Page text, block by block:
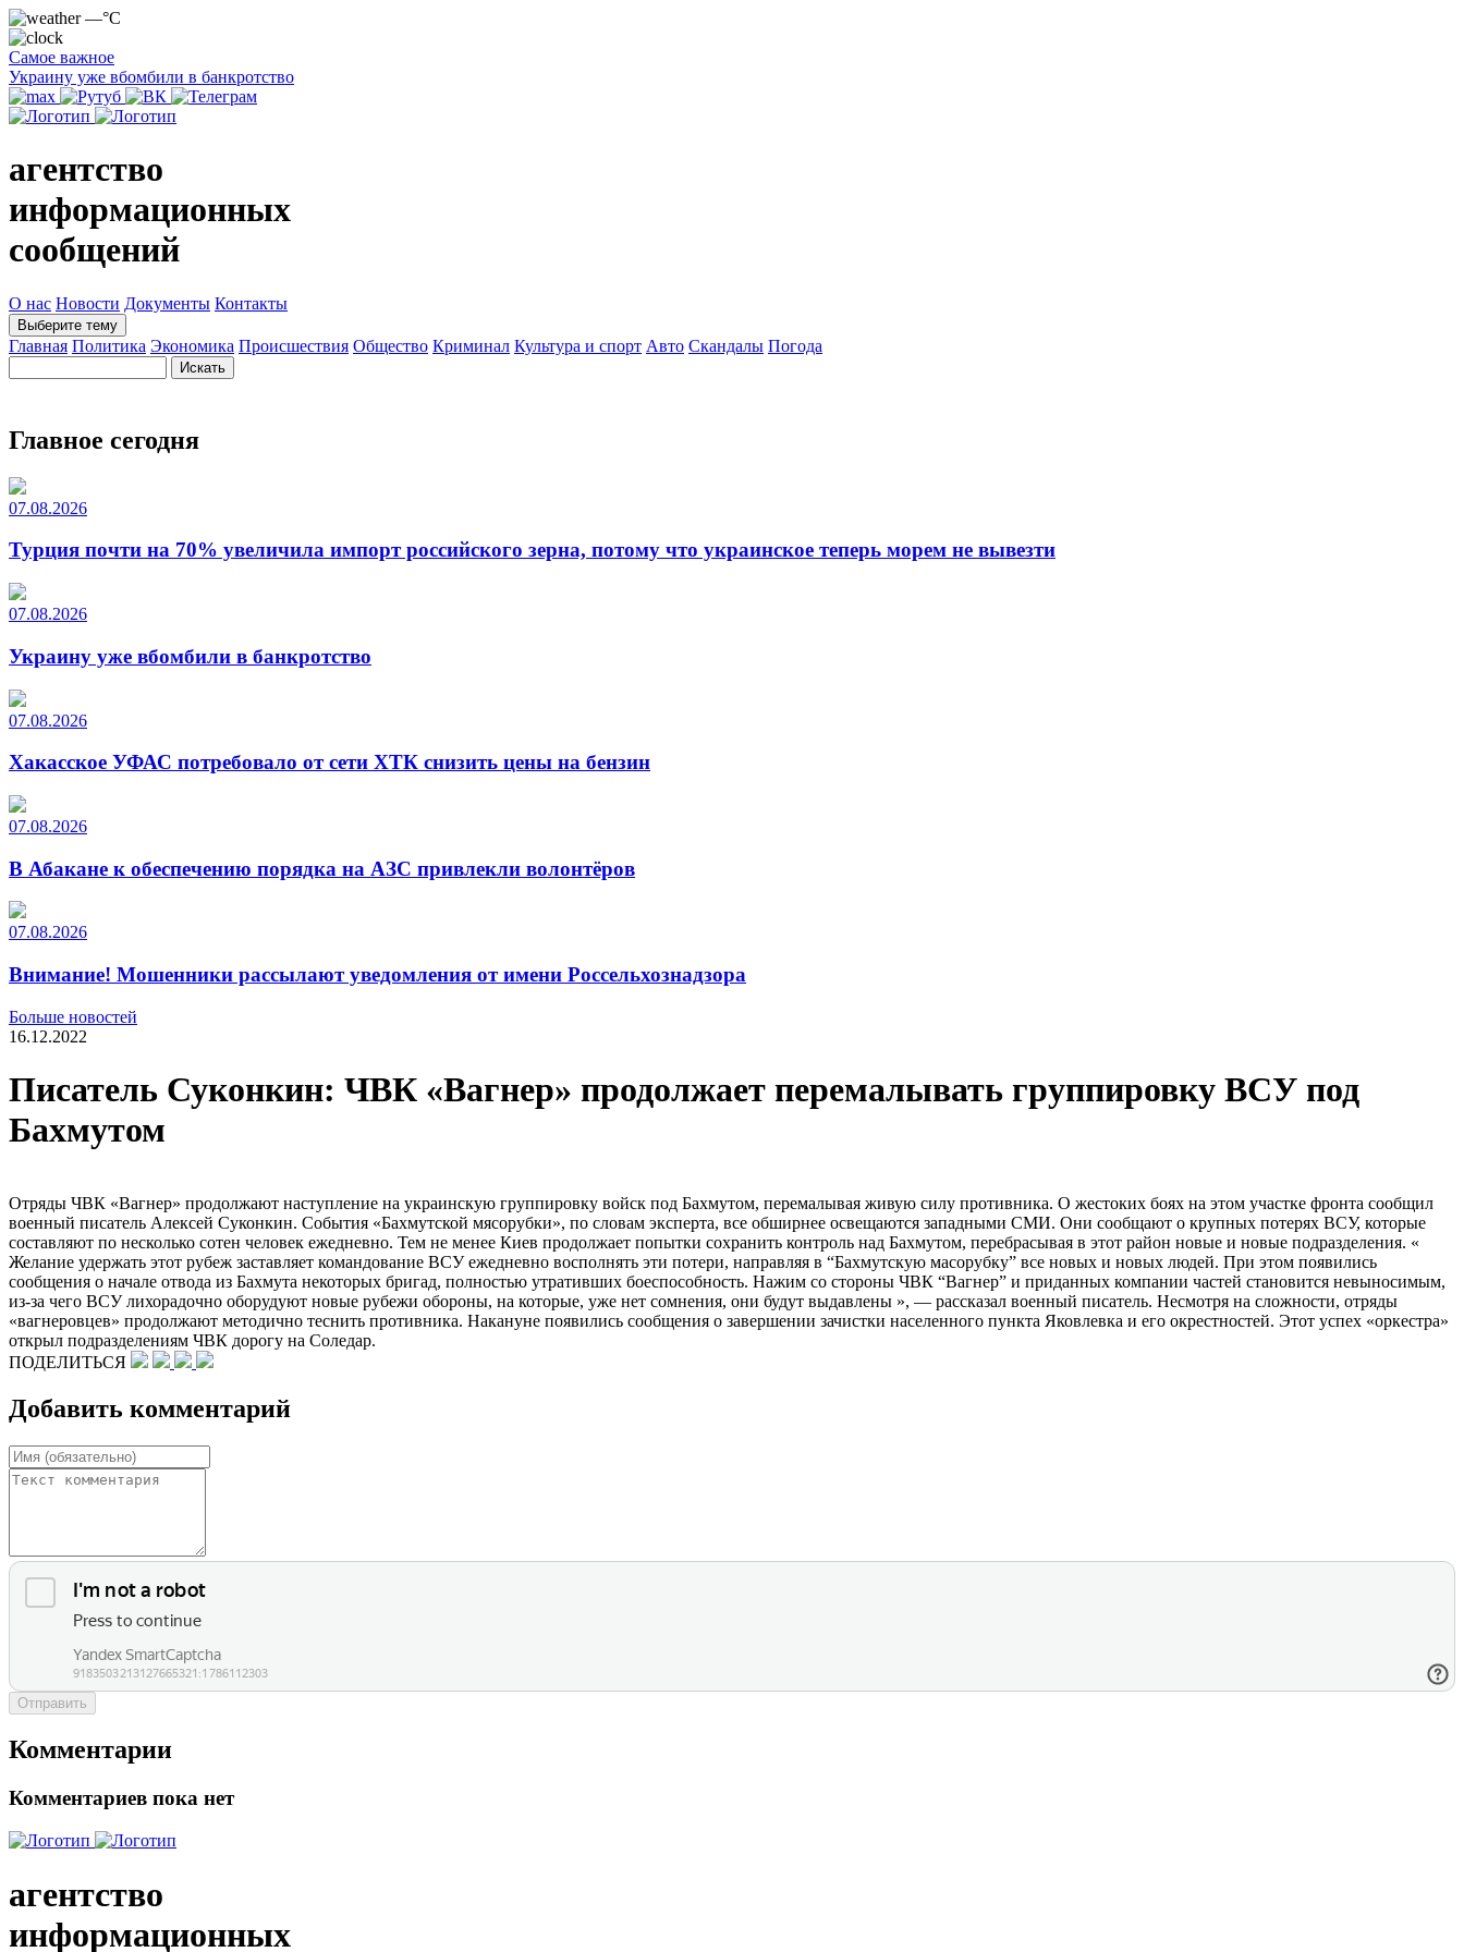
—°C
Самое важное
Украину уже вбомбили в банкротство
агентство
информационных
сообщений
О нас Новости Документы Контакты
Выберите тему
Главная Политика Экономика Происшествия Общество Криминал Культура и спорт Авто Скандалы Погода
Главное сегодня
07.08.2026
Турция почти на 70% увеличила импорт российского зерна, потому что украинское теперь морем не вывезти
07.08.2026
Украину уже вбомбили в банкротство
07.08.2026
Хакасское УФАС потребовало от сети ХТК снизить цены на бензин
07.08.2026
В Абакане к обеспечению порядка на АЗС привлекли волонтёров
07.08.2026
Внимание! Мошенники рассылают уведомления от имени Россельхознадзора
Больше новостей
16.12.2022
Писатель Суконкин: ЧВК «Вагнер» продолжает перемалывать группировку ВСУ под
Бахмутом
Отряды ЧВК «Вагнер» продолжают наступление на украинскую группировку войск под Бахмутом, перемалывая живую силу противника. О жестоких боях на этом участке фронта сообщил
военный писатель Алексей Суконкин. События «Бахмутской мясорубки», по словам эксперта, все обширнее освещаются западными СМИ. Они сообщают о крупных потерях ВСУ, которые
составляют по несколько сотен человек ежедневно. Тем не менее Киев продолжает попытки сохранить контроль над Бахмутом, перебрасывая в этот район новые и новые подразделения. «
Желание удержать этот рубеж заставляет командование ВСУ ежедневно восполнять эти потери, направляя в “Бахмутскую масорубку” все новых и новых людей. При этом появились
сообщения о начале отвода из Бахмута некоторых бригад, полностью утративших боеспособность. Нажим со стороны ЧВК “Вагнер” и приданных компании частей становится невыносимым,
из-за чего ВСУ лихорадочно оборудуют новые рубежи обороны, на которые, уже нет сомнения, они будут выдавлены », — рассказал военный писатель. Несмотря на сложности, отряды
«вагнеровцев» продолжают методично теснить противника. Накануне появились сообщения о завершении зачистки населенного пункта Яковлевка и его окрестностей. Этот успех «оркестра»
открыл подразделениям ЧВК дорогу на Соледар.
ПОДЕЛИТЬСЯ
Добавить комментарий
Отправить
Комментарии
Комментариев пока нет
агентство
информационных